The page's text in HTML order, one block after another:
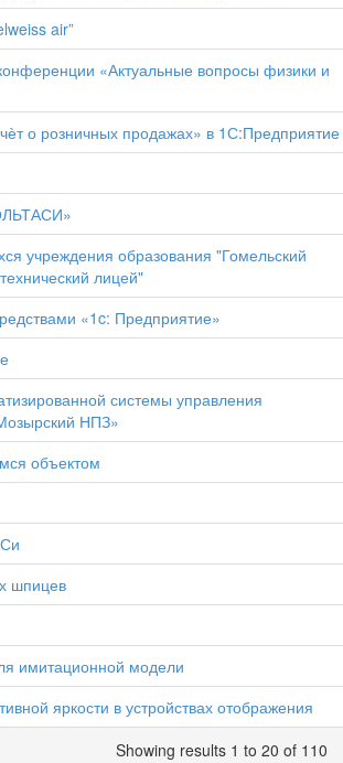
air”
«Актуальные вопросы физики и
о розничных продажах» в 1С:Предприятие
учреждения образования "Гомельский
лицей"
«1c: Предприятие»
системы управления
НПЗ»
объектом
шпицев
имитационной модели
яркости в устройствах отображения
Showing results 1 to 20 of 110